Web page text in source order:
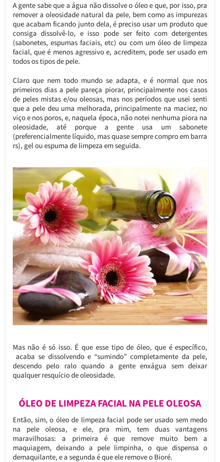
A gente sabe que a água não dissolve o óleo e que, por isso, pra
remover a oleosidade natural da pele, bem como as impurezas
que acabam ficando junto dela, é preciso usar um produto que
consiga dissolvê-lo, e isso pode ser feito com detergentes
(sabonetes, espumas faciais, etc) ou com um óleo de limpeza
facial, que é menos agressivo e, acreditem, pode ser usado em
todos os tipos de pele.
Claro que nem todo mundo se adapta, e é normal que nos
primeiros dias a pele pareça piorar, principalmente nos casos
de peles mistas e/ou oleosas, mas nos períodos que usei senti
que a pele deu uma melhorada, principalmente na maciez, no
viço e nos poros, e, naquela época, não notei nenhuma piora na
oleosidade, até porque a gente usa um sabonete
(preferencialmente líquido, mas quase sempre compro em barra
rs), gel ou espuma de limpeza em seguida.
Mas não é só isso. É que esse tipo de óleo, que é específico,
acaba se dissolvendo e “sumindo” completamente da pele,
descendo pelo ralo quando a gente enxágua sem deixar
qualquer resquício de oleosidade.
ÓLEO DE LIMPEZA FACIAL NA PELE OLEOSA
Então, sim, o óleo de limpeza facial pode ser usado sem medo
na pele oleosa, e ele, pra mim, tem duas vantagens
maravilhosas: a primeira é que remove muito bem a
maquiagem, deixando a pele limpinha, o que dispensa o
demaquilante, e a segunda é que ele remove o Bioré.